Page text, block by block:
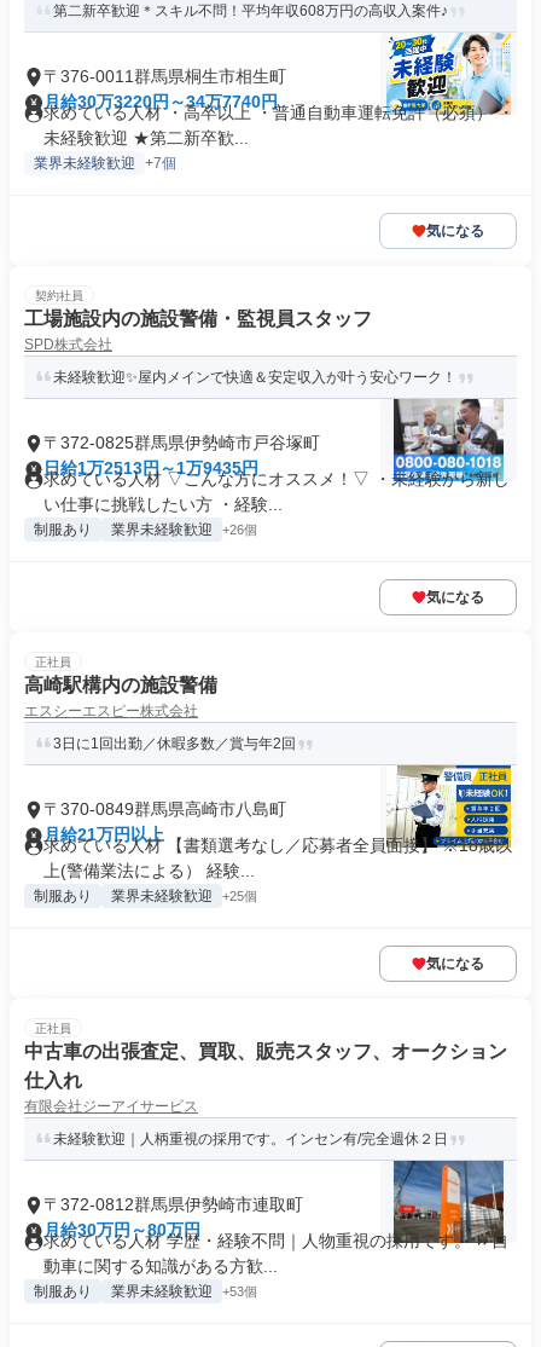
第二新卒歓迎＊スキル不問！平均年収608万円の高収入案件♪
〒376-0011群馬県桐生市相生町
月給30万3220円～34万7740円
求めている人材 ・高卒以上 ・普通自動車運転免許（必須） ・
未経験歓迎 ★第二新卒歓...
業界未経験歓迎 +7個
気になる
契約社員
工場施設内の施設警備・監視員スタッフ
SPD株式会社
未経験歓迎✨屋内メインで快適＆安定収入が叶う安心ワーク！
〒372-0825群馬県伊勢崎市戸谷塚町
日給1万2513円～1万9435円
求めている人材 ▽こんな方にオススメ！▽ ・未経験から新し
い仕事に挑戦したい方 ・経験...
制服あり 業界未経験歓迎 +26個
気になる
正社員
高崎駅構内の施設警備
エスシーエスピー株式会社
3日に1回出勤／休暇多数／賞与年2回
〒370-0849群馬県高崎市八島町
月給21万円以上
求めている人材 【書類選考なし／応募者全員面接】 ※18歳以
上(警備業法による） 経験...
制服あり 業界未経験歓迎 +25個
気になる
正社員
中古車の出張査定、買取、販売スタッフ、オークション
仕入れ
有限会社ジーアイサービス
未経験歓迎｜人柄重視の採用です。インセン有/完全週休２日
〒372-0812群馬県伊勢崎市連取町
月給30万円～80万円
求めている人材 学歴・経験不問｜人物重視の採用です。 ⏩自
動車に関する知識がある方歓...
制服あり 業界未経験歓迎 +53個